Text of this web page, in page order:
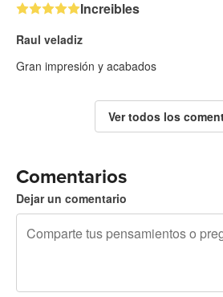
Increibles
Raul veladiz
Gran impresión y acabados
Ver todos los
Comentarios
Dejar un comentario